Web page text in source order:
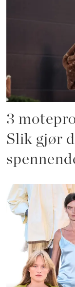
3
Slik gjør